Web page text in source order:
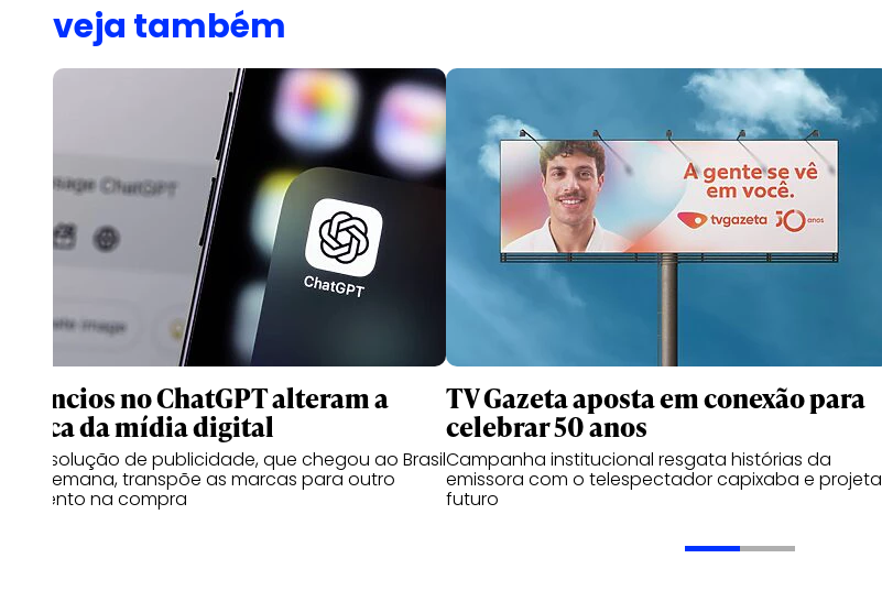
veja também
Anúncios no ChatGPT alteram a
lógica da mídia digital
Nova solução de publicidade, que chegou ao Brasil
esta semana, transpõe as marcas para outro
momento na compra
TV Gazeta aposta em conexão para
celebrar 50 anos
Campanha institucional resgata histórias da
emissora com o telespectador capixaba e projeta
futuro